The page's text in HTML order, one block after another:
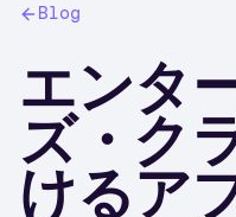
Blog
エンタ
ズ・ク
けるア